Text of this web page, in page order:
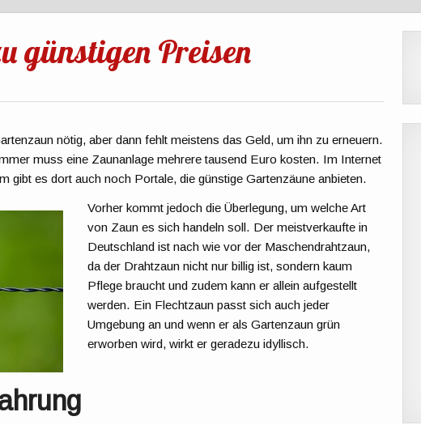
günstigen Preisen
nötig, aber dann fehlt meistens das Geld, um ihn zu erneuern.
muss eine Zaunanlage mehrere tausend Euro kosten. Im Internet
gibt es dort auch noch Portale, die günstige Gartenzäune anbieten.
Vorher kommt jedoch die Überlegung, um welche Art
von Zaun es sich handeln soll. Der meistverkaufte in
Deutschland ist nach wie vor der Maschendrahtzaun,
da der Drahtzaun nicht nur billig ist, sondern kaum
Pflege braucht und zudem kann er allein aufgestellt
werden. Ein Flechtzaun passt sich auch jeder
Umgebung an und wenn er als Gartenzaun grün
erworben wird, wirkt er geradezu idyllisch.